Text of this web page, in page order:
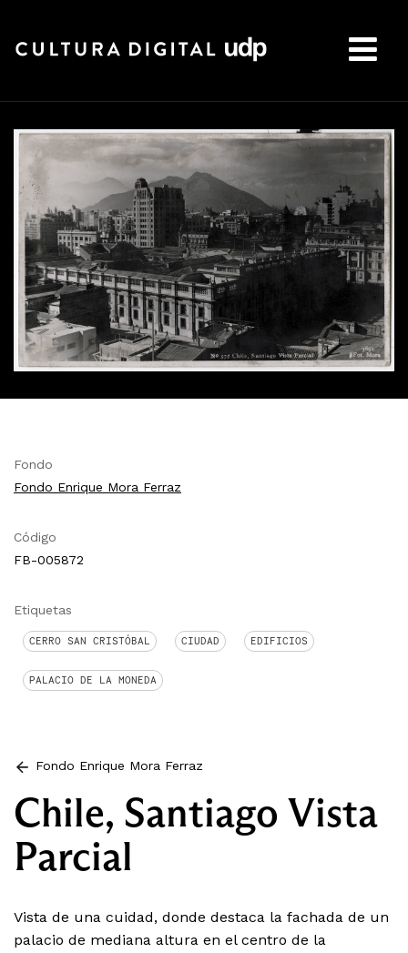
Fondo
Fondo Enrique Mora Ferraz
Código
FB-005872
Etiquetas
CERRO SAN CRISTÓBAL CIUDAD EDIFICIOS
PALACIO DE LA MONEDA
Fondo Enrique Mora Ferraz
Chile, Santiago Vista
Parcial
Vista de una cuidad, donde destaca la fachada de un
palacio de mediana altura en el centro de la